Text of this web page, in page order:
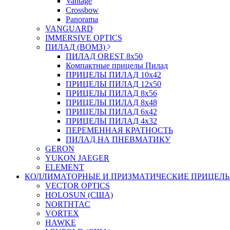
Crossbow
Panorama
VANGUARD
IMMERSIVE OPTICS
ПИЛАД (ВОМЗ)
ПИЛАД OREST 8х50
Компактные прицелы Пилад
ПРИЦЕЛЫ ПИЛАД 10х42
ПРИЦЕЛЫ ПИЛАД 12х50
ПРИЦЕЛЫ ПИЛАД 8х56
ПРИЦЕЛЫ ПИЛАД 8х48
ПРИЦЕЛЫ ПИЛАД 6х42
ПРИЦЕЛЫ ПИЛАД 4х32
ПЕРЕМЕННАЯ КРАТНОСТЬ
ПИЛАД НА ПНЕВМАТИКУ
GERON
YUKON JAEGER
ELEMENT
КОЛЛИМАТОРНЫЕ И ПРИЗМАТИЧЕСКИЕ
VECTOR OPTICS
HOLOSUN (США)
NORTHTAC
VORTEX
HAWKE